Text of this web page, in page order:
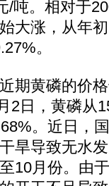
/吨。相对于
大涨，从年
。
黄磷的价格
2日，黄磷从
。近日，
旱导致无水
10月份。由